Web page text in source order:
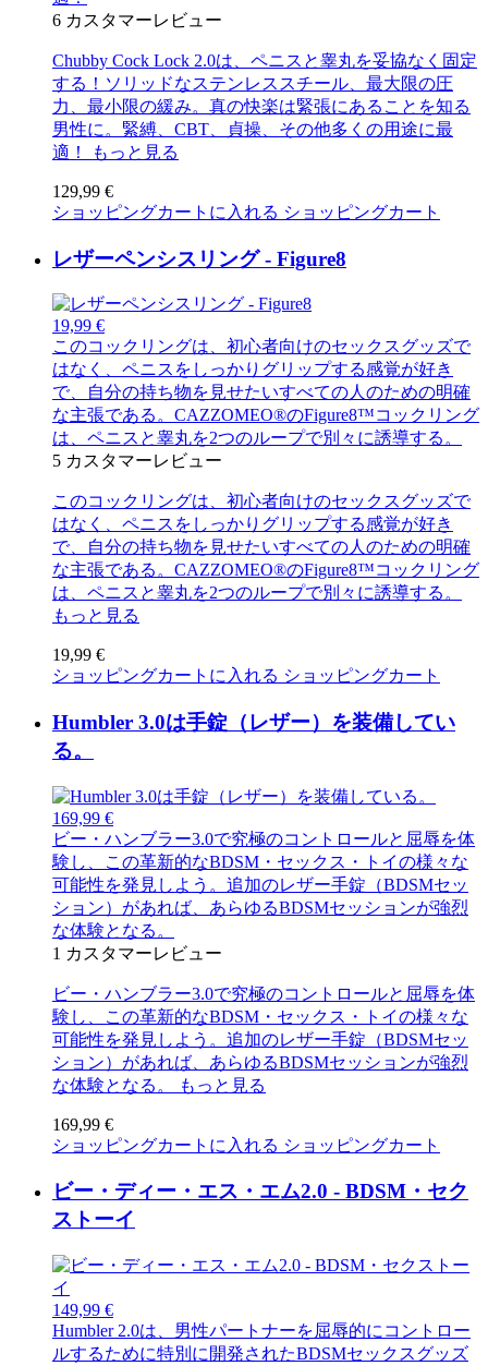
6 カスタマーレビュー
Chubby Cock Lock 2.0は、ペニスと睾丸を妥協なく固定
する！ソリッドなステンレススチール、最大限の圧
力、最小限の緩み。真の快楽は緊張にあることを知る
男性に。緊縛、CBT、貞操、その他多くの用途に最
適！
もっと見る
129,99 €
ショッピングカートに入れる ショッピングカート
レザーペンシスリング - Figure8
19,99 €
このコックリングは、初心者向けのセックスグッズで
はなく、ペニスをしっかりグリップする感覚が好き
で、自分の持ち物を見せたいすべての人のための明確
な主張である。CAZZOMEO®のFigure8™コックリング
は、ペニスと睾丸を2つのループで別々に誘導する。
5 カスタマーレビュー
このコックリングは、初心者向けのセックスグッズで
はなく、ペニスをしっかりグリップする感覚が好き
で、自分の持ち物を見せたいすべての人のための明確
な主張である。CAZZOMEO®のFigure8™コックリング
は、ペニスと睾丸を2つのループで別々に誘導する。
もっと見る
19,99 €
ショッピングカートに入れる ショッピングカート
Humbler 3.0は手錠（レザー）を装備してい
る。
169,99 €
ビー・ハンブラー3.0で究極のコントロールと屈辱を体
験し、この革新的なBDSM・セックス・トイの様々な
可能性を発見しよう。追加のレザー手錠（BDSMセッ
ション）があれば、あらゆるBDSMセッションが強烈
な体験となる。
1 カスタマーレビュー
ビー・ハンブラー3.0で究極のコントロールと屈辱を体
験し、この革新的なBDSM・セックス・トイの様々な
可能性を発見しよう。追加のレザー手錠（BDSMセッ
ション）があれば、あらゆるBDSMセッションが強烈
な体験となる。
もっと見る
169,99 €
ショッピングカートに入れる ショッピングカート
ビー・ディー・エス・エム2.0 - BDSM・セク
ストーイ
149,99 €
Humbler 2.0は、男性パートナーを屈辱的にコントロー
ルするために特別に開発されたBDSMセックスグッズ